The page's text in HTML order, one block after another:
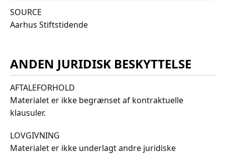
SOURCE
Aarhus Stiftstidende
ANDEN JURIDISK BESKYTTELSE
AFTALEFORHOLD
Materialet er ikke begrænset af kontraktuelle
klausuler.
LOVGIVNING
Materialet er ikke underlagt andre juridiske